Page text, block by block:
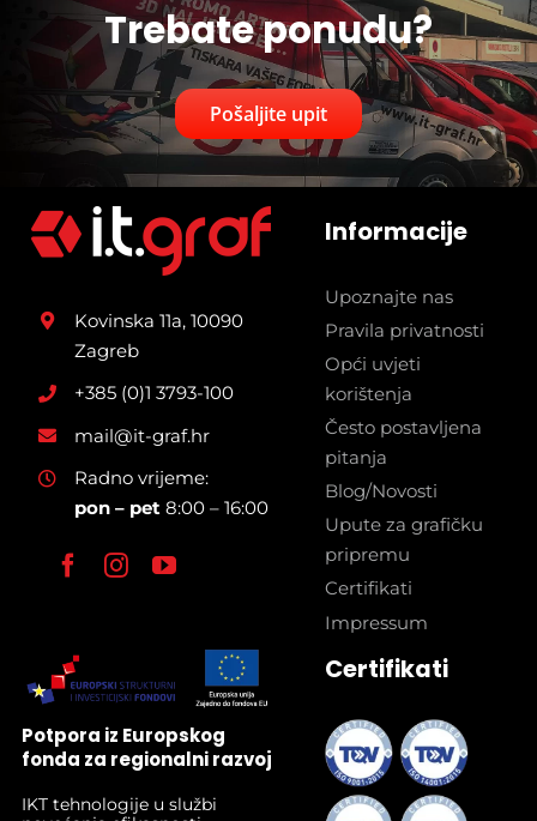
Trebate ponudu?
Pošaljite upit
Kovinska 11a, 10090
Zagreb
+385 (0)1 3793-100
mail@it-graf.hr
Radno vrijeme:
pon – pet 8:00 – 16:00
Informacije
Upoznajte nas
Pravila privatnosti
Opći uvjeti
korištenja
Često postavljena
pitanja
Blog/Novosti
Upute za grafičku
pripremu
Certifikati
Impressum
Potpora iz Europskog
fonda za regionalni razvoj
IKT tehnologije u službi
Certifikati